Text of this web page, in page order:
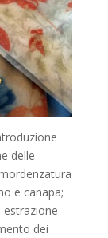
delle
e canapa;
dei